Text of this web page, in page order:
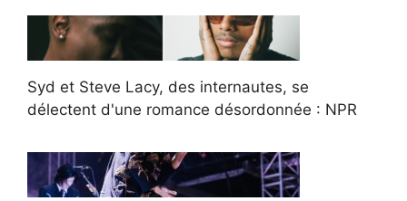
Syd et Steve Lacy, des internautes, se
délectent d'une romance désordonnée : NPR